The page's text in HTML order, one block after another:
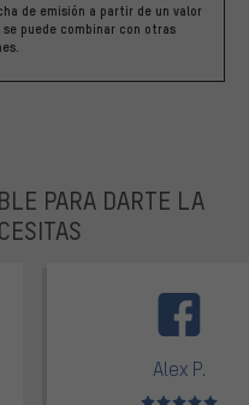
de emisión a partir de un valor
puede combinar con otras
PARA DARTE LA
Alex P.
Valoración